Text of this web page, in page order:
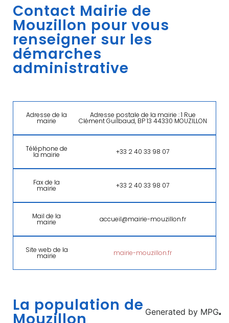
Contact Mairie de
Mouzillon pour vous
renseigner sur les
démarches
administrative
Adresse de la
mairie
Adresse postale de la mairie : 1 Rue
Clément Guilbaud, BP 13 44330 MOUZILLON
Téléphone de
la mairie +33 2 40 33 98 07
Fax de la
mairie +33 2 40 33 98 07
Mail de la
mairie accueil@mairie-mouzillon.fr
Site web de la
mairie mairie-mouzillon.fr
La population de Generated by MPG